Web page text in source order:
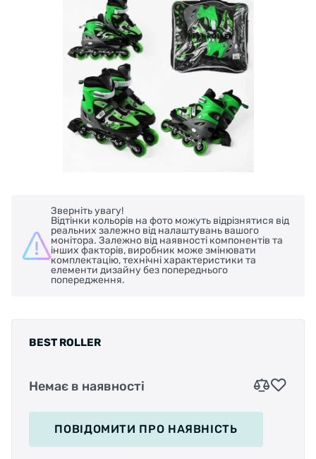
Зверніть увагу!
Відтінки кольорів на фото можуть відрізнятися від
реальних залежно від налаштувань вашого
монітора. Залежно від наявності компонентів та
інших факторів, виробник може змінювати
комплектацію, технічні характеристики та
елементи дизайну без попереднього
попередження.
BEST ROLLER
Немає в наявності
ПОВІДОМИТИ ПРО НАЯВНІСТЬ